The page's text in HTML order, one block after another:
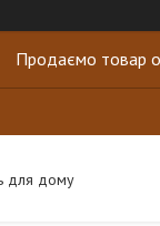
Продаємо товар
для дому